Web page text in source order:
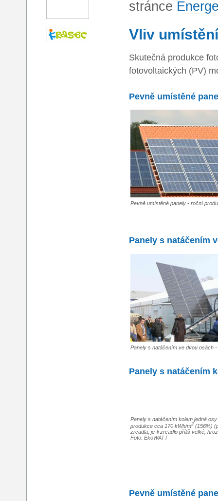
stránce
Vliv
Skutečná produkce
fotovoltaických (PV)
Pevně umístěné
Pevně umístěné panely - roční
Panely s natáčením
Panely s natáčením ve dvou osách
Panely s natáčením
Panely s natáčením kolem jedné
produkce cca 170 kWh/m2 (156%)
zrcadla, je-li zrcadlo příliš velké,
Foto: EkoWATT
Pevně umístěné